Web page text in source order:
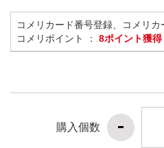
コメリカード番号登録、コメリ
コメリポイント ： 8ポイント獲得
購入個数